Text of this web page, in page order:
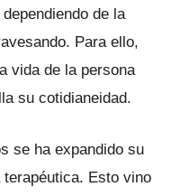
de la
Para ello,
vida de la persona
su cotidianeidad.
se ha expandido su
Esto vino